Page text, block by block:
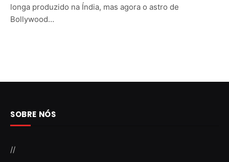
longa produzido na Índia, mas agora o astro de
Bollywood…
SOBRE NÓS
//